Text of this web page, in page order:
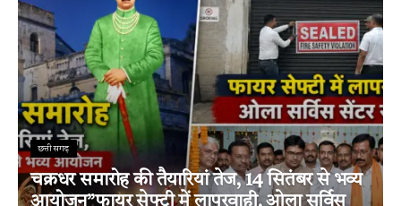
छत्तीसगढ़
चक्रधर समारोह की तैयारियां तेज, 14 सितंबर से भव्य
आयोजन”फायर सेफ्टी में लापरवाही, ओला सर्विस